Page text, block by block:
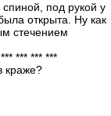
под рукой у
открыта. Ну как
стечением
*** *** ***
краже?